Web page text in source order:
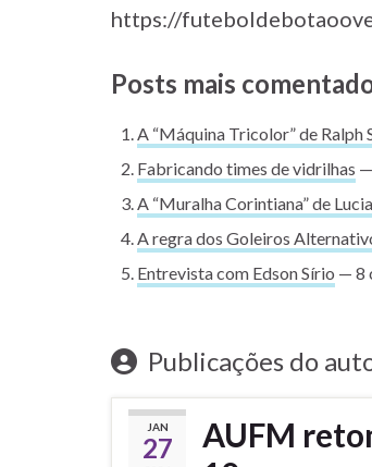
https://
Posts mais
A “Máquina Tricolor” de Ralph
Fabricando times de vidrilhas
A “Muralha Corintiana” de
A regra dos Goleiros
Entrevista com Edson Sírio — 8
Publicações do
JAN
27
AUFM